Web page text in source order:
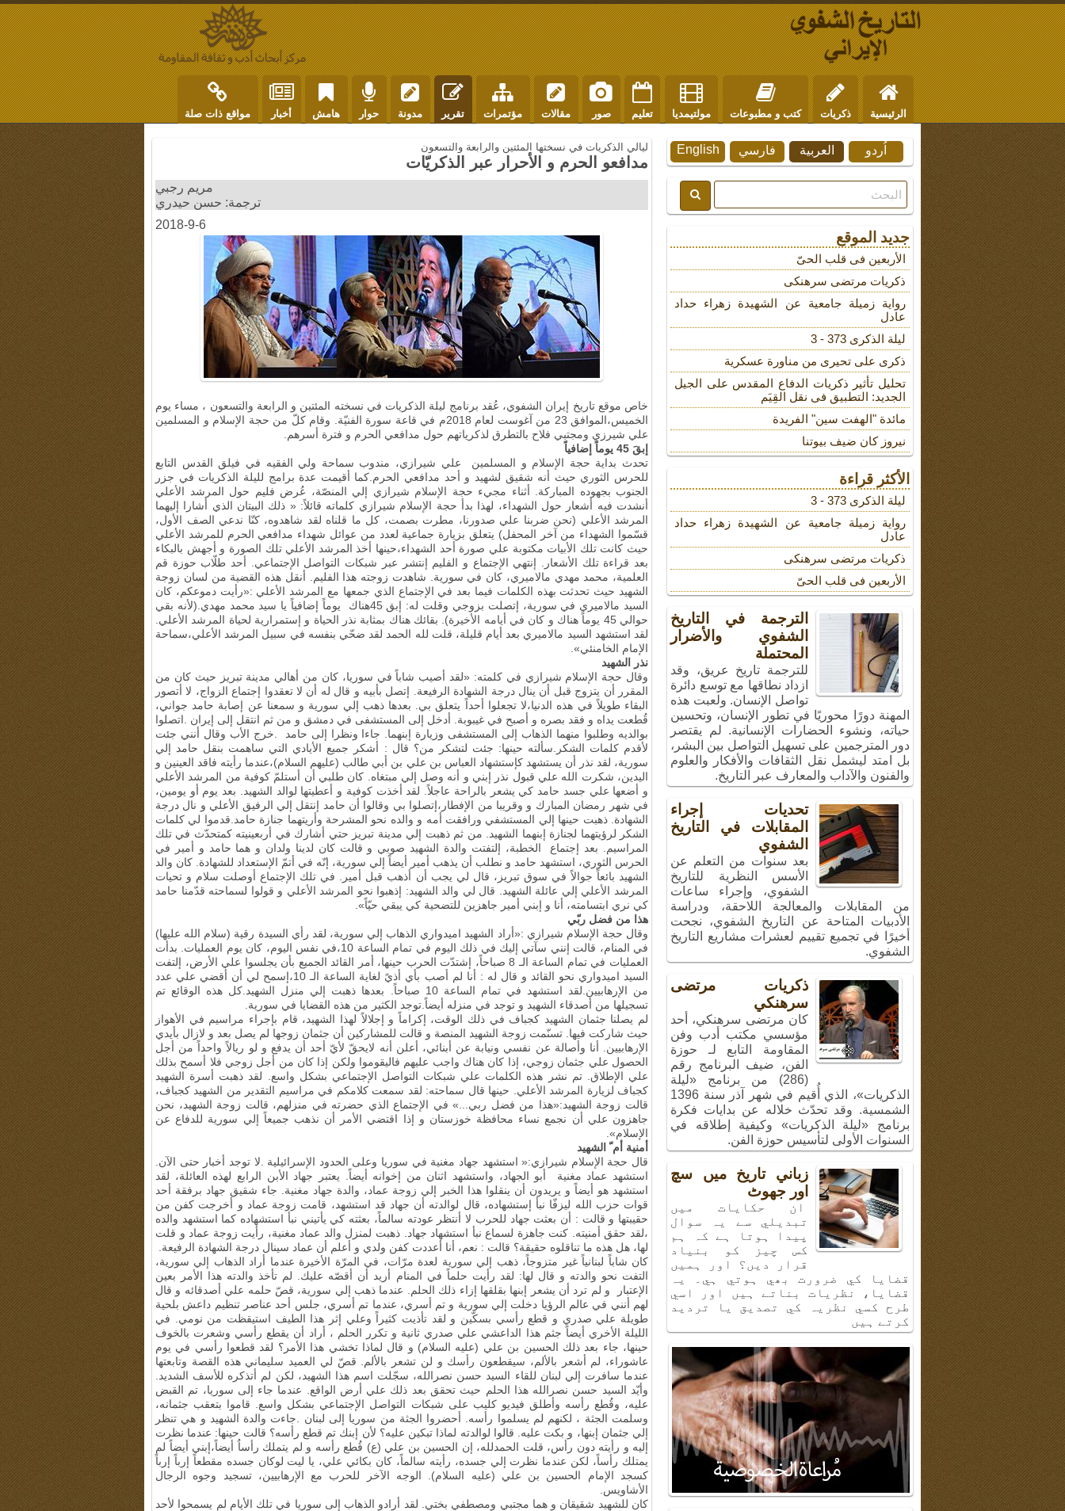
الرئيسية ذكريات كتب و مطبوعات مولتيمديا تعليم صور مقالات مؤتمرات تقرير مدونة حوار هامش أخبار مواقع ذات صلة
ليالي الذكريات في نسختها المئتين والرابعة والتسعون
مدافعو الحرم و الأحرار عبر الذكريّات
مريم رجبي
ترجمة: حسن حيدري
2018-9-6
خاص موقع تاريخ إيران الشفوي، عُقد برنامج ليلة الذكريات في نسخته المئتين و الرابعة والتسعون ، مساء يوم
الخميس،الموافق 23 من آغوست لعام 2018م في قاعة سورة الفنيّة. وقام كلّ من حجة الإسلام و المسلمين
علي شيرزي ومجتبي فلاح بالتطرق لذكرياتهم حول مدافعي الحرم و فترة أسرهم.
إبقَ 45 يوماً إضافياً
تحدث بداية حجة الإسلام و المسلمين علي شيرازي، مندوب سماحة ولي الفقيه في فيلق القدس التابع
للحرس الثوري حيث أنه شقيق لشهيد و أحد مدافعي الحرم.كما أقيمت عدة برامج لليلة الذكريات في جزر
الجنوب بجهوده المباركة. أثناء مجيء حجة الإسلام شيرازي إلي المنصّة، عُرض فليم حول المرشد الأعلي
أنشدت فيه أشعار حول الشهداء، لهذا بدأ حجة الإسلام شيرازي كلماته قائلاً: « ذلك البيتان الذي أشارا إليهما
المرشد الأعلي (نحن ضربنا علي صدورنا، مطرت بصمت، كل ما قلناه لقد شاهدوه، كنّا ندعي الصف الأول،
قسّموا الشهداء من آخر المحفل) يتعلق بزيارة جماعية لعدد من عوائل شهداء مدافعي الحرم للمرشد الأعلي
حيث كانت تلك الأبيات مكتوبة علي صورة أحد الشهداء،حينها أخذ المرشد الأعلي تلك الصورة و أجهش بالبكاء
بعد قراءة تلك الأشعار. إنتهي الإجتماع و الفليم إنتشر عبر شبكات التواصل الإجتماعي. أحد طلّاب حوزة قم
العلمية، محمد مهدي مالاميري، كان في سورية. شاهدت زوجته هذا الفليم. أنقل هذه القضية من لسان زوجة
الشهيد حيث تحدثت بهذه الكلمات فيما بعد في الإجتماع الذي جمعها مع المرشد الأعلي :«رأيت دموعكم، كان
السيد مالاميري في سورية، إتصلت بزوجي وقلت له: إبق 45هناك يوماً إضافياً يا سيد محمد مهدي.(لأنه بقي
حوالي 45 يوماً هناك و كان في أيامه الأخيرة). بقائك هناك بمثابة نذر الحياة و إستمرارية لحياة المرشد الأعلي.
لقد استشهد السيد مالاميري بعد أيام قليلة، قلت لله الحمد لقد ضحّي بنفسه في سبيل المرشد الأعلي،سماحة
الإمام الخامنئي».
نذر الشهيد
وقال حجة الإسلام شيرازي في كلمته: «لقد أصيب شاباً في سوريا، كان من أهالي مدينة تبريز حيث كان من
المقرر أن يتزوج قبل أن ينال درجة الشهادة الرفيعة. إتصل بأبيه و قال له أن لا تعقدوا إجتماع الزواج، لا أتصور
البقاء طويلاً في هذه الدنيا،لا تجعلوا أحداً يتعلق بي. بعدها ذهب إلي سورية و سمعنا عن إصابة حامد جواني،
قُطعت يداه و فقد بصره و أصبح في غيبوبة. أدخل إلى المستشفى في دمشق و من ثم انتقل إلى إيران
اتصلوا
بوالديه وطلبوا منهما الذهاب إلى المستشفى وزيارة إبنهما. جاءا ونظرا إلى حامد
خرج الأب وقال أنني جئت
لأقدم كلمات الشكر.سألته حينها: جئت لتشكر من؟ قال : أشكر جميع الأيادي التي ساهمت بنقل حامد إلي
سورية، لقد نذر أن يستشهد كإستشهاد العباس بن علي بن أبي طالب (عليهم السلام)،عندما رأيته فاقد العينين و
اليدين، شكرت الله علي قبول نذر إبني و أنه وصل إلي مبتغاه. كان طلبي أن أستلمّ كوفية من المرشد الأعلي
و أضعها علي جسد حامد كي يشعر بالراحة عاجلاً. لقد أخذت كوفية و أعطيتها لوالد الشهيد. بعد يوم أو يومين،
في شهر رمضان المبارك و وقريبا من الإفطار،إتصلوا بي وقالوا أن حامد إنتقل إلي الرفيق الأعلي و نال درجة
الشهادة. ذهبت حينها إلي المستشفي ورافقت أمه و والده نحو المشرحة وأريتهما جنازة حامد.قدموا لي كلمات
الشكر لرؤيتهما لجنازة إبنهما الشهيد. من ثم ذهبت إلي مدينة تبريز حتي أشارك في أربعينيته كمتحدّث في تلك
المراسيم. بعد إجتماع الخطبة، إلتفتت والدة الشهيد صوبي و قالت كان لدينا ولدان و هما حامد و أمير في
الحرس الثوري، استشهد حامد و نطلب أن يذهب أمير أيضاً إلي سورية، إنّه في أتمّ الإستعداد للشهادة. كان والد
الشهيد بائعاً جوالاً في سوق تبريز، قال لي يجب أن أذهب قبل أمير. في تلك الإجتماع أوصلت سلام و تحيات
المرشد الأعلي إلي عائلة الشهيد. قال لي والد الشهيد: إذهبوا نحو المرشد الأعلي و قولوا لسماحته قدّمنا حامد
كي نري ابتسامته، أنا و إبني أمير جاهزين للتضحية كي يبقي حيّاً».
هذا من فضل ربّي
وقال حجة الإسلام شيرازي :«أراد الشهيد اميدواري الذهاب إلي سورية، لقد رأي السيدة رقية (سلام الله عليها)
في المنام، قالت إنني سآتي إليك في ذلك اليوم في تمام الساعة 10،في نفس اليوم، كان يوم العمليات. بدأت
العمليات في تمام الساعة الـ 8 صباحاً، إشتدّت الحرب حينها، أمر القائد الجميع بأن يجلسوا علي الأرض، إلتفت
السيد اميدواري نحو القائد و قال له : أنا لم أصب بأي أذيً لغاية الساعة الـ 10،إسمح لي أن أقضي علي عدد
من الإرهابيين.لقد استشهد في تمام الساعة 10 صباحاً. بعدها ذهبت إلي منزل الشهيد.كل هذه الوقائع تم
تسجيلها من أصدقاء الشهيد و توجد في منزله أيضاً.توجد الكثير من هذه القضايا في سورية.
لم يصلنا جثمان الشهيد كجباف في ذلك الوقت، إكراماً و إجلالاً لهذا الشهيد، قام بإجراء مراسيم في الأهواز
حيث شاركت فيها. تسنّمت زوجة الشهيد المنصة و قالت للمشاركين أن جثمان زوجها لم يصل بعد و لازال بأيدي
الإرهابيين. أنا وأصالة عن نفسي ونيابة عن أبنائي، أعلن أنه لايحقّ لأيّ أحد أن يدفع و لو ريالاً واحداً من أجل
الحصول علي جثمان زوجي، إذا كان هناك واجب عليهم فاليقوموا ولكن إذا كان من أجل زوجي فلا أسمح بذلك
علي الإطلاق. تم نشر هذه الكلمات علي شبكات التواصل الإجتماعي بشكل واسع. لقد ذهبت أسرة الشهيد
كجباف لزيارة المرشد الأعلي. حينها قال سماحته: لقد سمعت كلامكم في مراسيم التقدير من الشهيد كجباف،
قالت زوجة الشهيد:«هذا من فضل ربي...» في الإجتماع الذي حضرته في منزلهم، قالت زوجة الشهيد، نحن
جاهزون علي أن نجمع نساء محافظة خوزستان و إذا اقتضي الأمر أن نذهب جميعاً إلي سورية للدفاع عن
الإسلام».
أمنية أم ّ الشهيد
قال حجة الإسلام شيرازي:« استشهد جهاد مغنية في سوريا وعلى الحدود الإسرائيلية
لا توجد أخبار حتى الآن
استشهد عماد مغنية أبو الجهاد، واستشهد اثنان من إخوانه أيضاً. يعتبر جهاد الأبن الرابع لهذه العائلة، لقد
استشهد هو أيضاً و يريدون أن ينقلوا هذا الخبر إلي زوجة عماد، والدة جهاد مغنية. جاء شقيق جهاد برفقة أحد
قوات حزب الله ليزفّا نبأ إستشهاده، قال لوالدته أن جهاد قد استشهد، قامت زوجة عماد و أخرجت كفن من
حقيبتها و قالت : أن بعثت جهاد للحرب لا أنتظر عودته سالماً، بعثته كي يأتيني نبأ استشهاده كما استشهد والده
،لقد حقق أمنيته. كنت جاهزة لسماع نبأ استشهاد جهاد. ذهبت لمنزل والد عماد مغنية، رأيت زوجة عماد و قلت
لها، هل هذه ما تناقلوه حقيقة؟ قالت : نعم، أنا أعددت كفن ولدي و أعلم أن عماد سينال درجة الشهادة الرفيعة.
كان شاباً لبنانياً غير متزوجاً، ذهب إلي سورية لعدة مرّات، في المرّة الأخيرة عندما أراد الذهاب إلي سورية،
التفت نحو والدته و قال لها: لقد رأيت حلماً في المنام أريد أن أقصّه عليك. لم تأخذ والدته هذا الأمر بعين
الإعتبار و لم ترد أن يشعر إبنها بقلقها إزاء ذلك الحلم. عندما ذهب إلي سورية، قصّ حلمه علي أصدقائه و قال
لهم أنني في عالم الرؤيا دخلت إلي سورية و تم أسري، عندما تم أسري، جلس أحد عناصر تنظيم داعش بلحية
طويلة علي صدري و قطع رأسي بسكّين و لقد تأذيت كثيراً وعلي إثر هذا الطيف استيقظت من نومي. في
الليلة الأخري أيضاً جثم هذا الداعشي علي صدري ثانية و تكرر الحلم ، أراد أن يقطع رأسي وشعرت بالخوف
حينها، جاء بعد ذلك الحسين بن علي (عليه السلام) و قال لماذا تخشي هذا الأمر؟ لقد قطعوا رأسي في يوم
عاشوراء، لم أشعر بالألم، سيقطعون رأسك و لن تشعر بالألم. قصّ لي العميد سليماني هذه القصة وتابعتها
عندما سافرت إلي لبنان للقاء السيد حسن نصرالله، سجّلت اسم هذا الشهيد، لكن لم أتذكره للأسف الشديد.
وأيّد السيد حسن نصرالله هذا الحلم حيث تحقق بعد ذلك علي أرض الواقع. عندما جاء إلى سوريا، تم القبض
عليه، وقُطع رأسه وأطلق فيديو كليب على شبكات التواصل الإجتماعي بشكل واسع. قاموا بتعقب جثمانه،
وسلمت الجثة ، لكنهم لم يسلموا رأسه. أحضروا الجثة من سوريا إلى لبنان
جاءت والدة الشهيد و هي تنظر
إلي جثمان إبنها، و بكت عليه. قالوا لوالدته لماذا تبكين عليه؟ لأن إبنك تم قطع رأسه؟ قالت حينها: عندما نظرت
إليه و رأيته دون رأس، قلت الحمدلله، إن الحسين بن علي (ع) قُطع رأسه و لم يتملك رأساٌ أيضاً،إبني أيضاً لم
يمتلك رأساً، لكن عندما نظرت إلي جسده، رأيته سالماً، كان بكائي علي، يا ليت لوكان جسده مقطعاً إرباً إرباً
كسجد الإمام الحسين بن علي (عليه السلام). الوجه الآخر للحرب مع الإرهابيين، تسجيد وجوه الرجال
الأشاويس.
كان للشهيد شقيقان و هما مجتبي ومصطفي بختي. لقد أرادو الذهاب إلى سوريا في تلك الأيام لم يسمحوا لأحد
English فارسي العربية اُردو
جديد الموقع
الأربعین فی قلب الحیّ
ذکریات مرتضى سرهنکی
روایة زمیلة جامعیة عن الشهیدة زهراء حداد
عادل
لیلة الذکرى 373 - 3
ذکری علی تحیری من مناورة عسکریة
تحلیل تأثیر ذکریات الدفاع المقدس على الجیل
الجدید: التطبیق فی نقل القِیَم
مائدة "الهفت سین" الفریدة
نیروز کان ضیف بیوتنا
الأكثر قراءة
لیلة الذکرى 373 - 3
روایة زمیلة جامعیة عن الشهیدة زهراء حداد
عادل
ذکریات مرتضى سرهنکی
الأربعین فی قلب الحیّ
الترجمة في التاريخ
الشفوي والأضرار
المحتملة
للترجمة تاريخ عريق، وقد
ازداد نطاقها مع توسع دائرة
تواصل الإنسان. ولعبت هذه
المهنة دورًا محوريًا في تطور الإنسان، وتحسين
حياته، ونشوء الحضارات الإنسانية. لم يقتصر
دور المترجمين على تسهيل التواصل بين البشر،
بل امتد ليشمل نقل الثقافات والأفكار والعلوم
والفنون والآداب والمعارف عبر التاريخ.
تحديات إجراء
المقابلات في التاريخ
الشفوي
بعد سنوات من التعلم عن
الأسس النظرية للتاريخ
الشفوي، وإجراء ساعات
من المقابلات والمعالجة اللاحقة، ودراسة
الأدبيات المتاحة عن التاريخ الشفوي، نجحت
أخيرًا في تجميع تقييم لعشرات مشاريع التاريخ
الشفوي.
ذكريات مرتضى
سرهنكي
كان مرتضى سرهنكي، أحد
مؤسسي مكتب أدب وفن
المقاومة التابع لـ حوزة
الفن، ضيف البرنامج رقم
(286) من برنامج «ليلة
الذكريات»، الذي أُقيم في شهر آذر سنة 1396
الشمسية. وقد تحدّث خلاله عن بدايات فكرة
برنامج «ليلة الذكريات» وكيفية إطلاقه في
السنوات الأولى لتأسيس حوزة الفن.
زباني تاريخ ميں سچ
اور جھوٹ
ان حكايات ميں
تبديلي سے يہ سوال
پيدا ہوتا ہے كہ ہم
كس چيز كو بنياد
قرار ديں؟ اور ہميں
قضايا كي ضرورت بھي ہوتي ہي۔ يہ
قضايا، نظريات بناتے ہيں اور اسي
طرح كسي نظريہ كي تصديق يا ترديد
كرتے ہيں